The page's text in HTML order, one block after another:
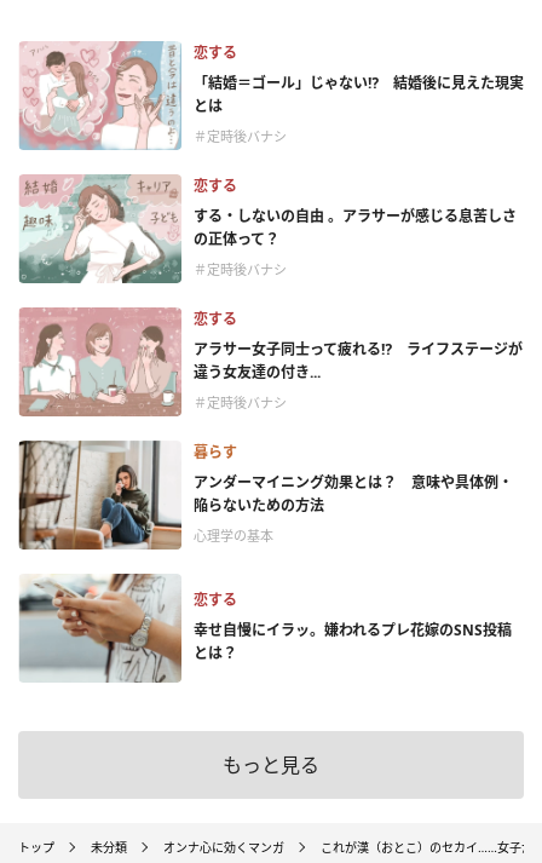
恋する
「結婚＝ゴール」じゃない⁉ 結婚後に見えた現実
とは
＃定時後バナシ
恋する
する・しないの自由 。アラサーが感じる息苦しさ
の正体って？
＃定時後バナシ
恋する
アラサー女子同士って疲れる⁉ ライフステージが
違う女友達の付き...
＃定時後バナシ
暮らす
アンダーマイニング効果とは？ 意味や具体例・
陥らないための方法
心理学の基本
恋する
幸せ自慢にイラッ。嫌われるプレ花嫁のSNS投稿
とは？
もっと見る
トップ 未分類 オンナ心に効くマンガ これが漢（おとこ）のセカイ……女子が